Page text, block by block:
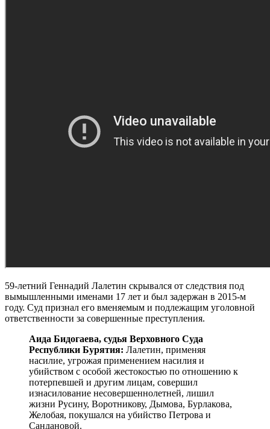
59-летний Геннадий Лалетин скрывался от следствия под
вымышленными именами 17 лет и был задержан в 2015-м
году. Суд признал его вменяемым и подлежащим уголовной
ответственности за совершенные преступления.
Аида Бидогаева, судья Верховного Суда
Республики Бурятия: Лалетин, применяя
насилие, угрожая применением насилия и
убийством с особой жестокостью по отношению к
потерпевшей и другим лицам, совершил
изнасилование несовершеннолетней, лишил
жизни Русину, Воротникову, Дымова, Бурлакова,
Желобая, покушался на убийство Петрова и
Сандановой.